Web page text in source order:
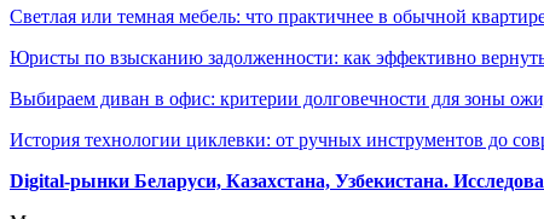
Светлая или темная мебель: что практичнее в обычной
Юристы по взысканию задолженности: как эффективно
Выбираем диван в офис: критерии долговечности для зоны
История технологии циклевки: от ручных инструментов до
Digital-рынки Беларуси, Казахстана, Узбекистана.